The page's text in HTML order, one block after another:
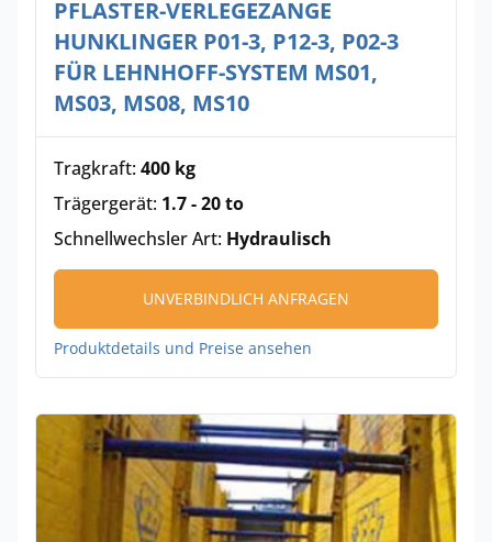
PFLASTER-VERLEGEZANGE
HUNKLINGER P01-3, P12-3, P02-3
FÜR LEHNHOFF-SYSTEM MS01,
MS03, MS08, MS10
Tragkraft:400 kg
Trägergerät: 1.7 - 20 to
Schnellwechsler Art: Hydraulisch
UNVERBINDLICH ANFRAGEN
Produktdetails und Preise ansehen